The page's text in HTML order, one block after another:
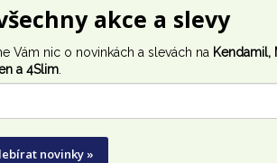
v
k
y
akce a slevy
Vám nic o novinkách a slevách na Kendamil,
a 4Slim
novinky »